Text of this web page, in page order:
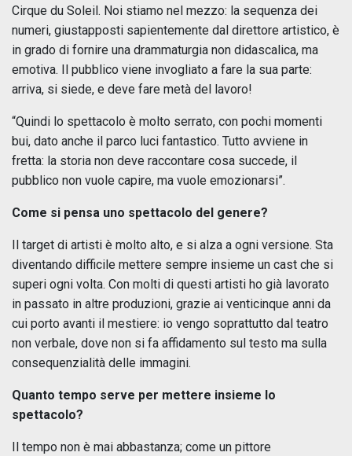
Cirque du Soleil. Noi stiamo nel mezzo: la sequenza dei
numeri, giustapposti sapientemente dal direttore artistico, è
in grado di fornire una drammaturgia non didascalica, ma
emotiva. Il pubblico viene invogliato a fare la sua parte:
arriva, si siede, e deve fare metà del lavoro!
“Quindi lo spettacolo è molto serrato, con pochi momenti
bui, dato anche il parco luci fantastico. Tutto avviene in
fretta: la storia non deve raccontare cosa succede, il
pubblico non vuole capire, ma vuole emozionarsi”.
Come si pensa uno spettacolo del genere?
Il target di artisti è molto alto, e si alza a ogni versione. Sta
diventando difficile mettere sempre insieme un cast che si
superi ogni volta. Con molti di questi artisti ho già lavorato
in passato in altre produzioni, grazie ai venticinque anni da
cui porto avanti il mestiere: io vengo soprattutto dal teatro
non verbale, dove non si fa affidamento sul testo ma sulla
consequenzialità delle immagini.
Quanto tempo serve per mettere insieme lo
spettacolo?
Il tempo non è mai abbastanza; come un pittore